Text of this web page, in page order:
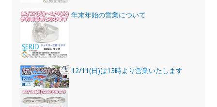
年末年始の営業について
12/11(日)は13時より営業いたします